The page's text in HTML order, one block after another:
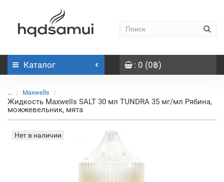
Каталог : 0 (0฿)
... Maxwells
Жидкость Maxwells SALT 30 мл TUNDRA 35 мг/мл Рябина,
можжевельник, мята
Нет в наличии